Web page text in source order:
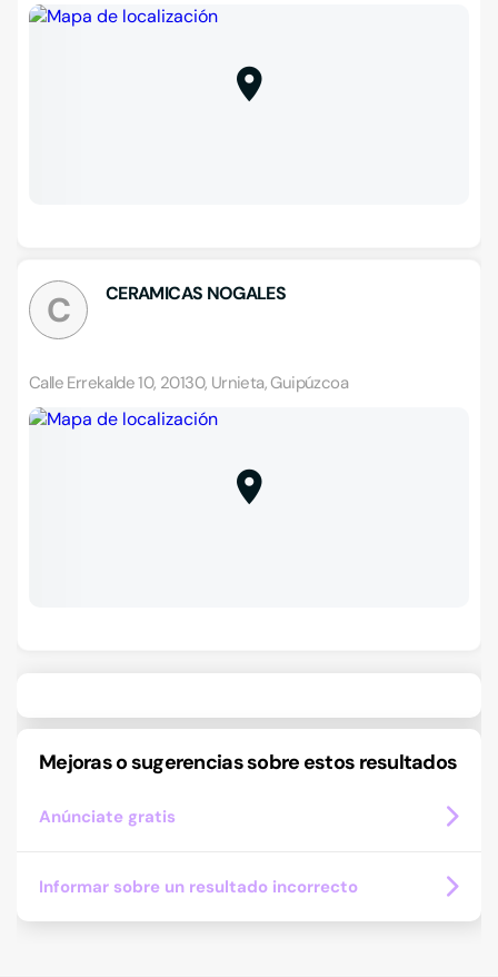
C CERAMICAS NOGALES
Calle Errekalde 10, 20130, Urnieta, Guipúzcoa
Mejoras o sugerencias sobre estos resultados
Anúnciate gratis
Informar sobre un resultado incorrecto